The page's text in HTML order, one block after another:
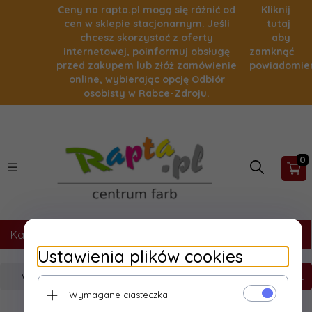
Ceny na rapta.pl mogą się różnić od
cen w sklepie stacjonarnym. Jeśli
chcesz skorzystać z oferty
internetowej, poinformuj obsługę
przed zakupem lub złóż zamówienie
online, wybierając opcję Odbiór
osobisty w Rabce-Zdroju.
Kliknij
tutaj
aby
zamknąć
0
Kategorie
SZUKAJ
Ustawienia plików cookies
Wymagane ciasteczka